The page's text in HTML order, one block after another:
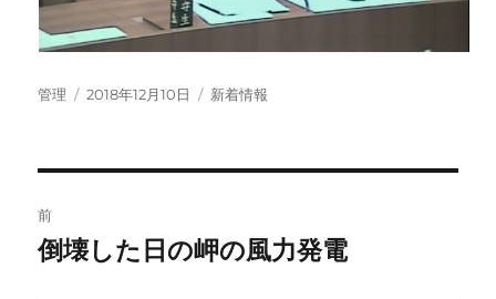
投
管理
投
2018年12月10日
カ
新着情報
稿
前
前
倒壊した日の岬の風力発電